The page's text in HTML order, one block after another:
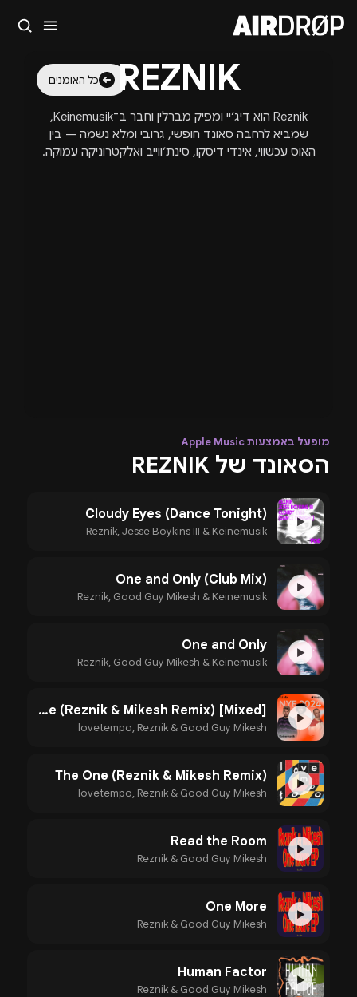
כל האומנים REZNIK
Reznik הוא דיג׳יי ומפיק מברלין וחבר ב־Keinemusik,
שמביא לרחבה סאונד חופשי, גרובי ומלא נשמה — בין
האוס עכשווי, אינדי דיסקו, סינת׳ווייב ואלקטרוניקה עמוקה.
מופעל באמצעות Apple Music
הסאונד של REZNIK
▶
Cloudy Eyes (Dance Tonight)
Reznik, Jesse Boykins III & Keinemusik
▶
One and Only (Club Mix)
Reznik, Good Guy Mikesh & Keinemusik
▶
One and Only
Reznik, Good Guy Mikesh & Keinemusik
▶
The One (Reznik & Mikesh Remix) [Mixed]
lovetempo, Reznik & Good Guy Mikesh
▶
The One (Reznik & Mikesh Remix)
lovetempo, Reznik & Good Guy Mikesh
▶
Read the Room
Reznik & Good Guy Mikesh
▶
One More
Reznik & Good Guy Mikesh
▶
Human Factor
Reznik & Good Guy Mikesh
סגור
🔥בקרוב
טיפ: אפשר להקליד שם אומן, עיר, תאריך או שם חג.